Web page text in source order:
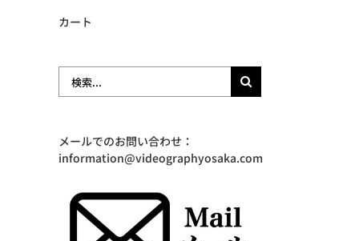
カート
メールでのお問い合わせ：
information@videographyosaka.com